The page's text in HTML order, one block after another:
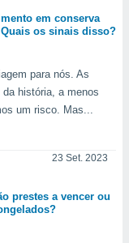
em conserva
os sinais disso?
para nós. As
história, a menos
um risco. Mas...
23 Set. 2023
prestes a vencer ou